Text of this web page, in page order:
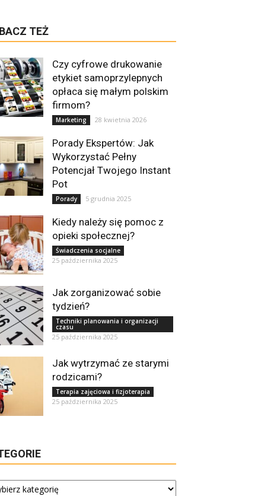
TEŻ
Czy cyfrowe drukowanie
etykiet samoprzylepnych
opłaca się małym polskim
firmom?
Marketing 28 kwietnia 2026
Porady Ekspertów: Jak
Wykorzystać Pełny
Potencjał Twojego Instant
Pot
Porady 5 grudnia 2025
Kiedy należy się pomoc z
opieki społecznej?
Świadczenia socjalne
25 października 2025
Jak zorganizować sobie
tydzień?
Techniki planowania i organizacji
czasu
25 października 2025
Jak wytrzymać ze starymi
rodzicami?
Terapia zajęciowa i fizjoterapia
25 października 2025